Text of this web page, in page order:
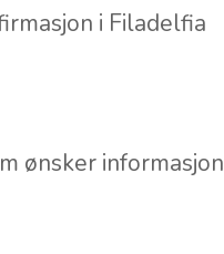
i Filadelfia
ønsker informasjon